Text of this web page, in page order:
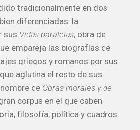
tradicionalmente en dos
diferenciadas: la
sus Vidas paralelas, obra de
empareja las biografías de
griegos y romanos por sus
aglutina el resto de sus
de Obras morales y de
corpus en el que caben
filosofía, política y cuadros